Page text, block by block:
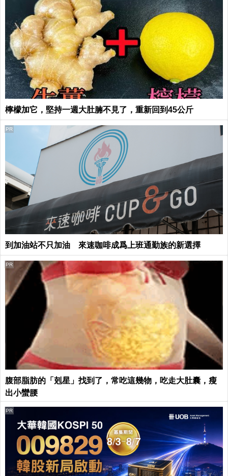
檸檬加它，堅持一週大肚腩不見了，重新回到45公斤
到加油站不只加油 來速咖啡成爲上班通勤族的新選擇
PR
腹部脂肪的「剋星」找到了，常吃這幾物，吃走大肚囊，瘦
出小蠻腰
PR
PR